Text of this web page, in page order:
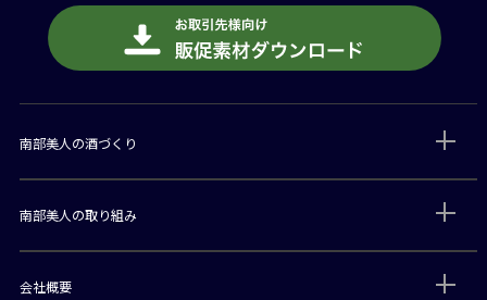
南部美人の酒づくり
南部美人の取り組み
会社概要